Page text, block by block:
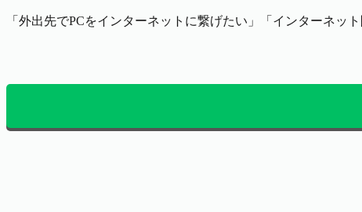
「外出先でPCをインターネットに繋げたい」「インターネッ